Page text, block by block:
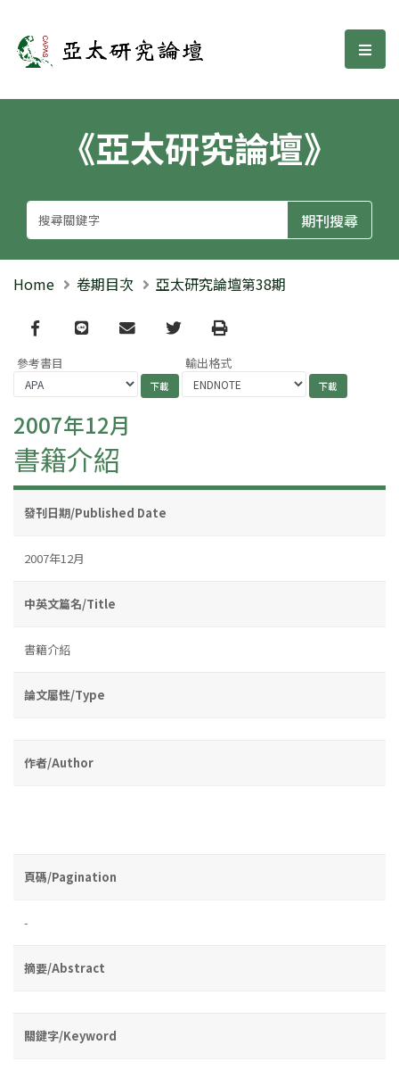
亞太研究論壇 選
《亞太研究論壇》
Home 卷期目次 亞太研究論壇第38期
Facebook
line email TwitterPrint
參考書目 輸出格式
2007年12月
書籍介紹
發刊日期/Published Date
2007年12月
中英文篇名/Title
書籍介紹
論文屬性/Type
作者/Author
頁碼/Pagination
-
摘要/Abstract
關鍵字/Keyword